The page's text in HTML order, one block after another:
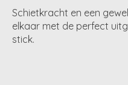
Schietkracht en een
elkaar met de perfect
stick.